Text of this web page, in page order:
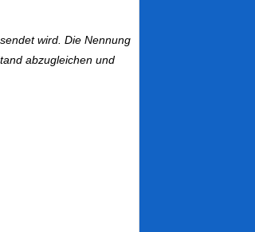
wird. Die Nennung
abzugleichen und